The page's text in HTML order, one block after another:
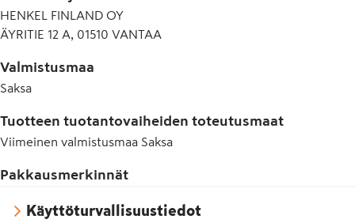
HENKEL FINLAND OY
ÄYRITIE 12 A, 01510 VANTAA
Valmistusmaa
Saksa
Tuotteen tuotantovaiheiden toteutusmaat
Viimeinen valmistusmaa Saksa
Pakkausmerkinnät
Käyttöturvallisuustiedot